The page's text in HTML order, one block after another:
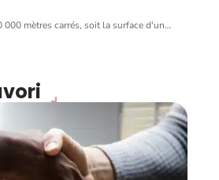
000 mètres carrés, soit la surface d'un…